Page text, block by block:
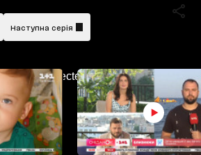
AdBlockDetected!
Наступна серія